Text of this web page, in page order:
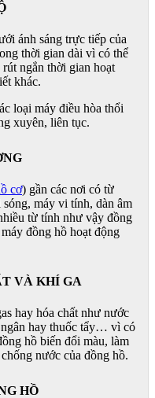
ánh sáng trực tiếp của
thời gian dài vì có thể
ngắn thời gian hoạt
khác.
loại máy điều hòa thổi
xuyên, liên tục.
cơ) gần các nơi có từ
máy vi tính, dàn âm
từ tính như vậy đồng
đồng hồ hoạt động
VÀ KHÍ GA
hay hóa chất như nước
hay thuốc tẩy… vì có
hồ biến đổi màu, làm
nước của đồng hồ.
HỒ